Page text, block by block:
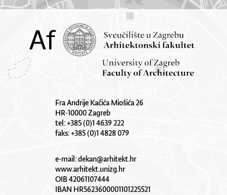
Fra Andrije Kačića Miošića 26
HR-10000 Zagreb
tel: +385 (0)1 4639 222
faks: +385 (0)1 4828 079
e-mail:dekan@arhitekt.hr
www.arhitekt.unizg.hr
OIB 42061107444
IBAN HR5623600001101225521